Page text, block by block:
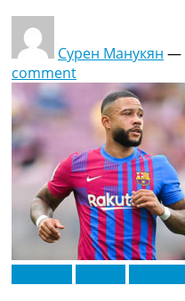
Сурен Манукян —
comment